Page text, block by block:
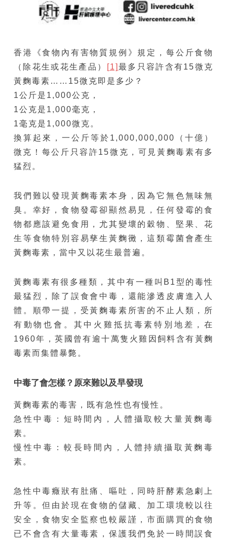
香港《食物內有害物質規例》規定，每公斤食物
（除花生或花生產品）
[1] 最多只容許含有15微克
黃麴毒素……15微克即是多少？
1公斤是1,000公克，
1公克是1,000毫克，
1毫克是1,000微克。
換算起來，一公斤等於1,000,000,000（十億）
微克！每公斤只容許15微克，可見黃麴毒素有多
猛烈。
我們難以發現黃麴毒素本身，因為它無色無味無
臭。幸好，食物發霉卻顯然易見，任何發霉的食
物都應該避免食用，尤其變壞的穀物、堅果、花
生等食物特別容易孳生黃麴黴，這類霉菌會產生
黃麴毒素，當中又以花生最普遍。
黃麴毒素有很多種類，其中有一種叫B1型的毒性
最猛烈，除了誤食會中毒，還能滲透皮膚進入人
體。順帶一提，受黃麴毒素所害的不止人類，所
有動物也會。其中火雞抵抗毒素特別地差，在
1960年，英國曾有逾十萬隻火雞因飼料含有黃麴
毒素而集體暴斃。
中毒了會怎樣？原來難以及早發現
黃麴毒素的毒害，既有急性也有慢性。
急性中毒：短時間內，人體攝取較大量黃麴毒
素。
慢性中毒：較長時間內，人體持續攝取黃麴毒
素。
急性中毒癥狀有肚痛、嘔吐，同時肝酵素急劇上
升等。但由於現在食物的儲藏、加工環境較以往
安全，食物安全監察也較嚴謹，市面購買的食物
已不會含有大量毒素，保護我們免於一時間誤食